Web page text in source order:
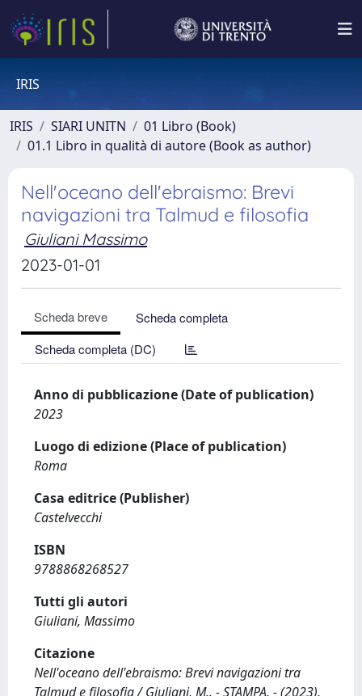
IRIS
IRIS SIARI UNITN
01 Libro (Book)
01.1 Libro in qualità di autore (Book as author)
Nell'oceano dell'ebraismo: Brevi
navigazioni tra Talmud e filosofia
Giuliani Massimo
2023-01-01
Scheda breve
Scheda completa
Scheda completa (DC)
Anno di pubblicazione (Date of publication)
2023
Luogo di edizione (Place of publication)
Roma
Casa editrice (Publisher)
Castelvecchi
ISBN
9788868268527
Tutti gli autori
Giuliani, Massimo
Citazione
Nell'oceano dell'ebraismo: Brevi navigazioni tra
Talmud e filosofia / Giuliani, M.. - STAMPA. - (2023),